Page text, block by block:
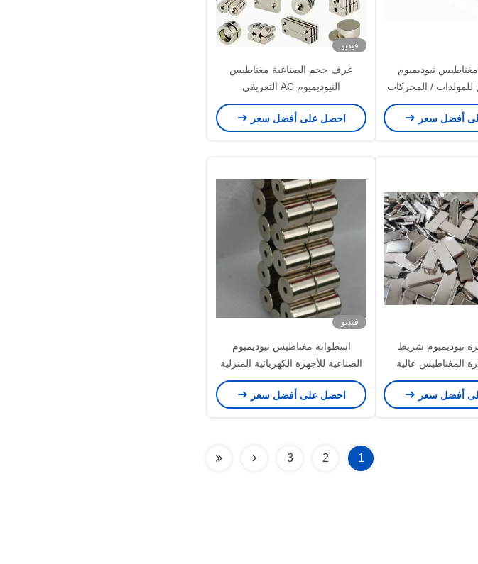
N52 N50 مغناطيس نيوديميوم
/ المحركات
الثقوب
أفضل سعر
فيديو
عرف حجم الصناعية مغناطيس
النيوديميوم AC التعريفي
Gearmotors المغناطيس
احصل على أفضل سعر
نيوديميوم شريط
المغناطيس عالية
- دليل على حجم
مخصص
أفضل سعر
فيديو
اسطوانة مغناطيس نيوديميوم
الصناعية للأجهزة الكهربائية المنزلية
احصل على أفضل سعر
1
2
3